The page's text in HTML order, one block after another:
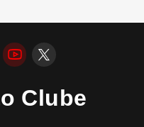
Clube